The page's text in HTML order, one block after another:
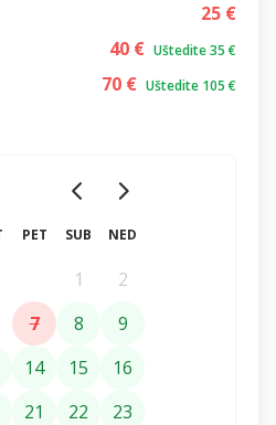
25 €
40 € Uštedite 35 €
70 € Uštedite 105 €
PET SUB NED
1
2
7 8
9
14 15
16
21 22
23